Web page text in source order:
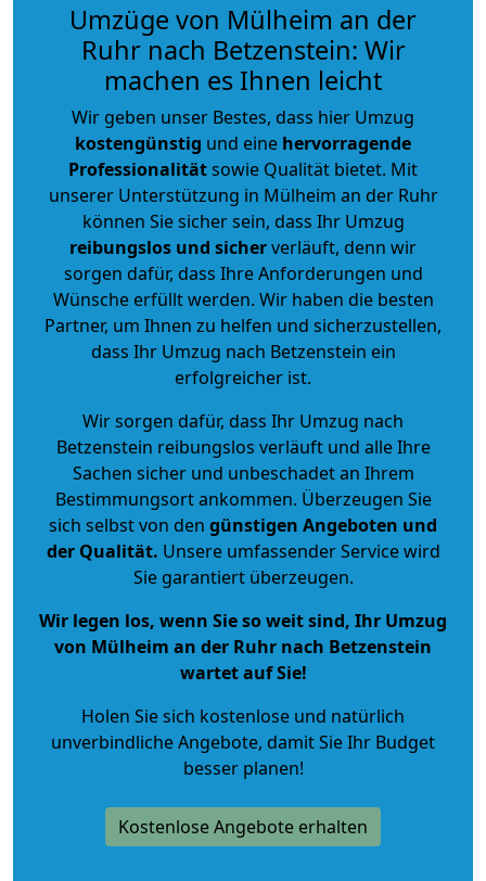
Umzüge von Mülheim an der
Ruhr nach Betzenstein: Wir
machen es Ihnen leicht
Wir geben unser Bestes, dass hier Umzug
kostengünstig und eine hervorragende
Professionalitätsowie Qualität bietet. Mit
unserer Unterstützung in Mülheim an der Ruhr
können Sie sicher sein, dass Ihr Umzug
reibungslos und sicherverläuft, denn wir
sorgen dafür, dass Ihre Anforderungen und
Wünsche erfüllt werden. Wir haben die besten
Partner, um Ihnen zu helfen und sicherzustellen,
dass Ihr Umzug nach Betzenstein ein
erfolgreicher ist.
Wir sorgen dafür, dass Ihr Umzug nach
Betzenstein reibungslos verläuft und alle Ihre
Sachen sicher und unbeschadet an Ihrem
Bestimmungsort ankommen. Überzeugen Sie
sich selbst von den günstigen Angeboten und
der Qualität. Unsere umfassender Service wird
Sie garantiert überzeugen.
Wir legen los, wenn Sie so weit sind, Ihr Umzug
von Mülheim an der Ruhr nach Betzenstein
wartet auf Sie!
Holen Sie sich kostenlose und natürlich
unverbindliche Angebote, damit Sie Ihr Budget
besser planen!
Kostenlose Angebote erhalten